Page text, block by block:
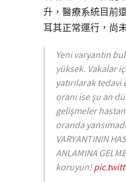
升，醫療系統目前
耳其正常運行，尚
Yeni varyantın
yüksek. Vakalar
yatırılarak
oranı ise şu an
gelişmeler
oranda
VARYANTININ
ANLAMINA
koruyun!